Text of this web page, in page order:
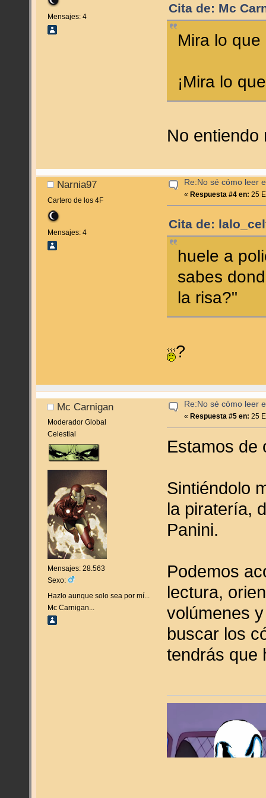
Mensajes: 4
Cita de: Mc
Mira lo
¡Mira lo
No entiendo
Narnia97
Cartero de los 4F
Mensajes: 4
Re:No sé cómo leer
« Respuesta #4 en: 25
Cita de:
huele a
sabes
la risa?"
?
Mc Carnigan
Moderador Global
Celestial
Mensajes: 28.563
Sexo:
Hazlo aunque solo sea por mí...
Mc Carnigan...
Re:No sé cómo leer
« Respuesta #5 en: 25
Estamos de
Sintiéndolo
la piratería,
Panini.
Podemos
lectura,
volúmenes
buscar los
tendrás que